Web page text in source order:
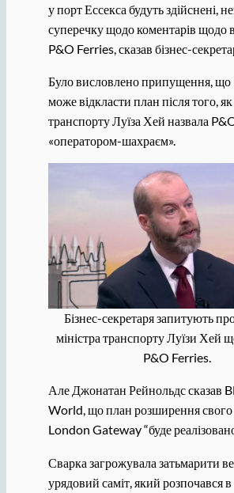
у порт Ессекса будуть здійснені,
суперечку щодо коментарів щодо
P&O Ferries, сказав бізнес-
Було висловлено припущення,
може відкласти план після того, як
транспорту Луїза Хей назвала
«оператором-шахраєм».
Бізнес-секретаря запитують
міністра транспорту Луїзи Хей
P&O Ferries.
Але Джонатан Рейнольдс сказав
World, що план розширення свого
London Gateway “буде
Сварка загрожувала затьмарити
урядовий саміт, який розпочався